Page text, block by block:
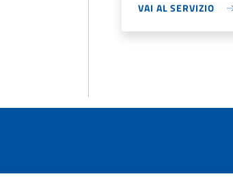
VAI AL SERVIZIO